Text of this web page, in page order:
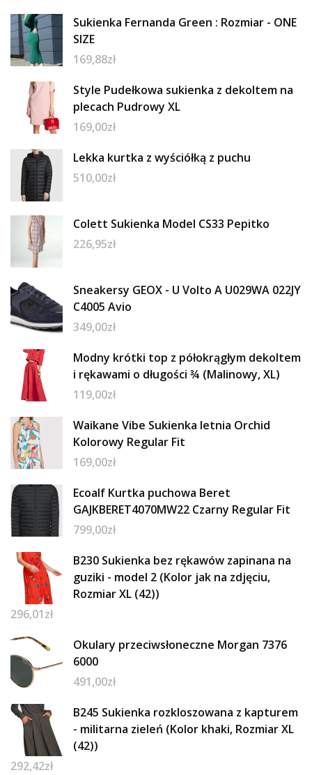
Sukienka Fernanda Green : Rozmiar - ONE
SIZE
169,88zł
Style Pudełkowa sukienka z dekoltem na
plecach Pudrowy XL
169,00zł
Lekka kurtka z wyściółką z puchu
510,00zł
Colett Sukienka Model CS33 Pepitko
226,95zł
Sneakersy GEOX - U Volto A U029WA 022JY
C4005 Avio
349,00zł
Modny krótki top z półokrągłym dekoltem
i rękawami o długości ¾ (Malinowy, XL)
119,00zł
Waikane Vibe Sukienka letnia Orchid
Kolorowy Regular Fit
169,00zł
Ecoalf Kurtka puchowa Beret
GAJKBERET4070MW22 Czarny Regular Fit
799,00zł
B230 Sukienka bez rękawów zapinana na
guziki - model 2 (Kolor jak na zdjęciu,
Rozmiar XL (42))
296,01zł
Okulary przeciwsłoneczne Morgan 7376
6000
491,00zł
B245 Sukienka rozkloszowana z kapturem
- militarna zieleń (Kolor khaki, Rozmiar XL
(42))
292,42zł